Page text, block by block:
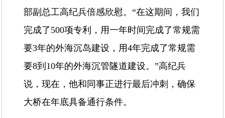
部副总工高纪兵倍感欣慰。“在这期间，我们
完成了500项专利，用一年时间完成了常规需
要3年的外海沉岛建设，用4年完成了常规需
要8到10年的外海沉管隧道建设。”高纪兵
说，现在，他和同事正进行最后冲刺，确保
大桥在年底具备通行条件。